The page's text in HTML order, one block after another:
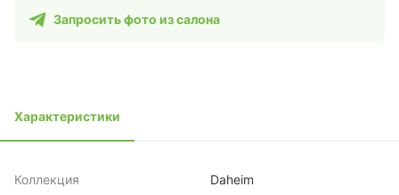
Запросить фото из салона
Характеристики
Коллекция Daheim